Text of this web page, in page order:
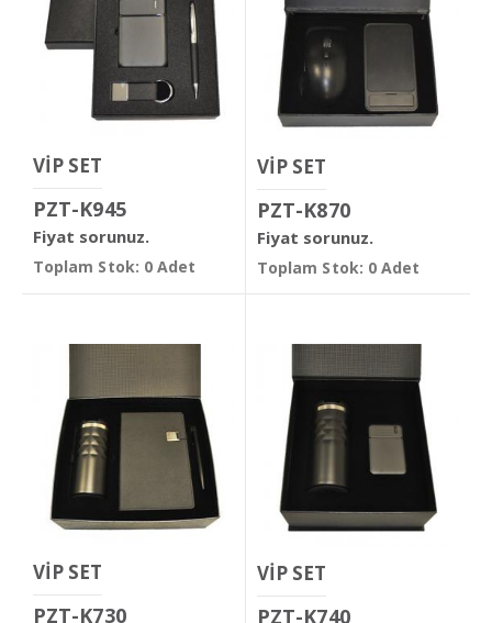
VİP SET
PZT-K945
Fiyat sorunuz.
Toplam Stok: 0 Adet
VİP SET
PZT-K870
Fiyat sorunuz.
Toplam Stok: 0 Adet
VİP SET
PZT-K730
VİP SET
PZT-K740